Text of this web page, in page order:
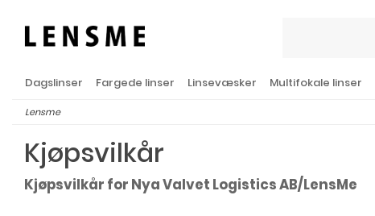
Dagslinser Fargede linser Linsevæsker Multifokale linser
Lensme
Kjøpsvilkår
Kjøpsvilkår for Nya Valvet Logistics AB/LensMe